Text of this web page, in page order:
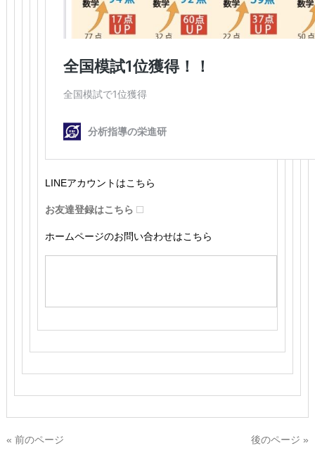
LINEアカウントはこちら
お友達登録はこちら
ホームページのお問い合わせはこちら
« 前のページ 後のページ »